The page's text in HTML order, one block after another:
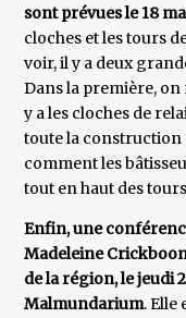
sont prévues le 18
cloches et les tours
voir, il y a deux
Dans la première,
y a les cloches de
toute la construction
comment les
tout en haut des
Enfin, une
Madeleine
de la région, le jeudi
Malmundarium. Elle